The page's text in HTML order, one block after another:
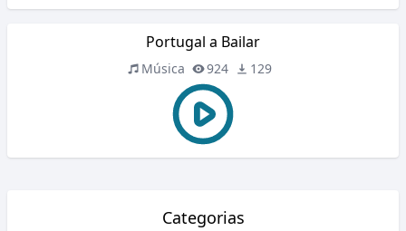
Portugal a Bailar
Música 924 129
Categorias